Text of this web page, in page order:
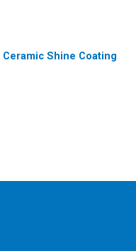
Shine Coating